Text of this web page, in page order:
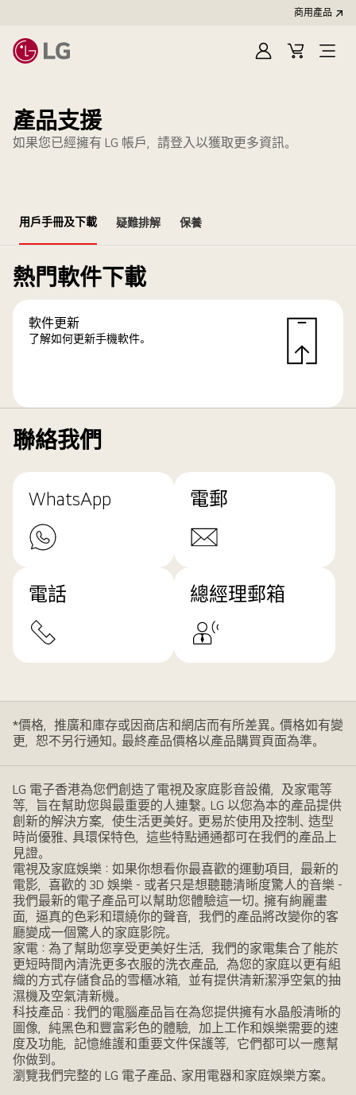
商用產品
登
購
產品支援
如果您已經擁有 LG 帳戶，請登入以獲取更多資訊。
用戶手冊及下載 疑難排解 保養
熱門軟件下載
軟件更新
了解如何更新手機軟件。
聯絡我們
WhatsApp 電郵
電話 總經理郵箱
*價格，推廣和庫存或因商店和網店而有所差異。價格如有變
更，恕不另行通知。最終產品價格以產品購買頁面為準。
LG 電子香港為您們創造了電視及家庭影音設備，及家電等
等，旨在幫助您與最重要的人連繫。LG 以您為本的產品提供
創新的解決方案，使生活更美好。更易於使用及控制、造型
時尚優雅、具環保特色，這些特點通通都可在我們的產品上
見證。
電視及家庭娛樂：如果你想看你最喜歡的運動項目，最新的
電影，喜歡的 3D 娛樂 - 或者只是想聽聽清晰度驚人的音樂 -
我們最新的電子產品可以幫助您體驗這一切。擁有絢麗畫
面，逼真的色彩和環繞你的聲音，我們的產品將改變你的客
廳變成一個驚人的家庭影院。
家電：為了幫助您享受更美好生活，我們的家電集合了能於
更短時間內清洗更多衣服的洗衣產品，為您的家庭以更有組
織的方式存儲食品的雪櫃冰箱，並有提供清新潔淨空氣的抽
濕機及空氣清新機。
科技產品：我們的電腦產品旨在為您提供擁有水晶般清晰的
圖像，純黑色和豐富彩色的體驗，加上工作和娛樂需要的速
度及功能，記憶維護和重要文件保護等，它們都可以一應幫
你做到。
瀏覽我們完整的 LG 電子產品、家用電器和家庭娛樂方案。